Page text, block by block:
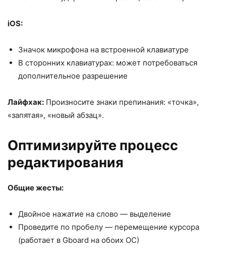
iOS:
Значок микрофона на встроенной клавиатуре
В сторонних клавиатурах: может потребоваться
дополнительное разрешение
Лайфхак: Произносите знаки препинания: «точка»,
«запятая», «новый абзац».
Оптимизируйте процесс
редактирования
Общие жесты:
Двойное нажатие на слово — выделение
Проведите по пробелу — перемещение курсора
(работает в Gboard на обоих ОС)